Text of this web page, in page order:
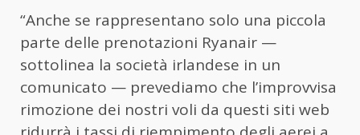
“Anche se rappresentano solo una piccola
parte delle prenotazioni Ryanair —
sottolinea la società irlandese in un
comunicato — prevediamo che l’improvvisa
rimozione dei nostri voli da questi siti web